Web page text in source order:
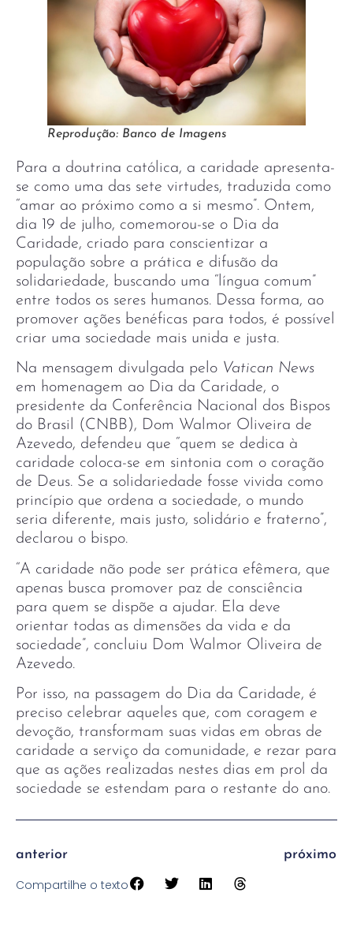
Reprodução: Banco de Imagens
Para a doutrina católica, a caridade apresenta-
se como uma das sete virtudes, traduzida como
“amar ao próximo como a si mesmo”. Ontem,
dia 19 de julho, comemorou-se o Dia da
Caridade, criado para conscientizar a
população sobre a prática e difusão da
solidariedade, buscando uma “língua comum”
entre todos os seres humanos. Dessa forma, ao
promover ações benéficas para todos, é possível
criar uma sociedade mais unida e justa.
Na mensagem divulgada pelo Vatican News
em homenagem ao Dia da Caridade, o
presidente da Conferência Nacional dos Bispos
do Brasil (CNBB), Dom Walmor Oliveira de
Azevedo, defendeu que “quem se dedica à
caridade coloca-se em sintonia com o coração
de Deus. Se a solidariedade fosse vivida como
princípio que ordena a sociedade, o mundo
seria diferente, mais justo, solidário e fraterno”,
declarou o bispo.
“A caridade não pode ser prática efêmera, que
apenas busca promover paz de consciência
para quem se dispõe a ajudar. Ela deve
orientar todas as dimensões da vida e da
sociedade”, concluiu Dom Walmor Oliveira de
Azevedo.
Por isso, na passagem do Dia da Caridade, é
preciso celebrar aqueles que, com coragem e
devoção, transformam suas vidas em obras de
caridade a serviço da comunidade, e rezar para
que as ações realizadas nestes dias em prol da
sociedade se estendam para o restante do ano.
anterior próximo
Compartilhe o texto